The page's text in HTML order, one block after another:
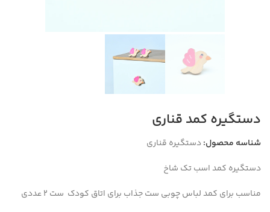
دستگیره کمد قناری
شناسه محصول:دستگیره قناری
دستگیره کمد اسب تک شاخ
مناسب برای کمد لباس چوبی ست جذاب برای اتاق کودک ست 2 عددی